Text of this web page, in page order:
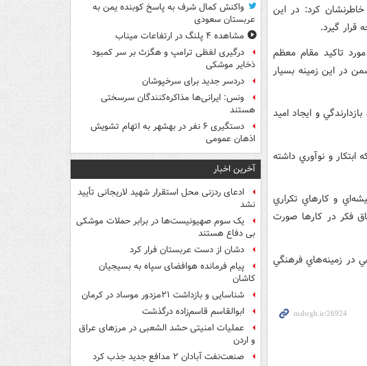
کرد: در اين
قرار گيرد.
مورد تاکيد مقام معظم
در اين زمينه بسيار
و ايجاد اميد
و نوآوري داشته
و کارهاي تکراري
فکر در کارها صورت
در زمينه‌هاي فرهنگي
واکنش کمال شرف به پاسخ کوبنده یمن به
عربستان سعودی
مشاهده ۴ پلنگ در ارتفاعات میناب
درگیری لفظی ترامپ و هگزث بر سر کمبود
ذخایر موشکی
دردسر جدید برای سرخپوشان
ونس: ایرانی‌ها مذاکره‌کنندگان سرسختی
هستند
دستگیری ۶ نفر در بهشهر به اتهام تشویش
اذهان عمومی
آخرین اخبار
ادعای ردزنی محل استقرار شهید لاریجانی تأیید
نشد
یک‌ سوم صهیونیست‌ها در برابر حملات موشکی
بی دفاع هستند
دشان از دست عربستان فرار کرد
پیام فرمانده هوافضای سپاه به بسیجیان
کاشان
شناسایی و بازداشت ۲۱مزدور موساد در کرمان
ابوالقاسم قاسم‌زاده درگذشت
عملیات امنیتی حشد الشعبی در مرزهای عراق
و اردن
صنعت‌نفت آبادان ۲ مدافع جدید جذب کرد